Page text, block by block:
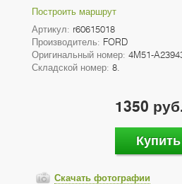
Построить маршрут
Артикул: r60615018
Производитель: FORD
Оригинальный номер: 4M51-
Складской номер: 8.
1350
Купить
Скачать фотографии